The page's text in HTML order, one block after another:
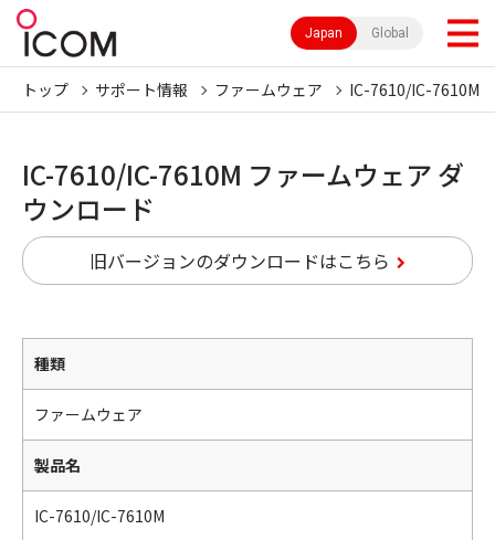
Japan Global
トップ サポート情報 ファームウェア IC-7610/IC-7610M
IC-7610/IC-7610M ファームウェア ダ
ウンロード
旧バージョンのダウンロードはこちら
種類
ファームウェア
製品名
IC-7610/IC-7610M